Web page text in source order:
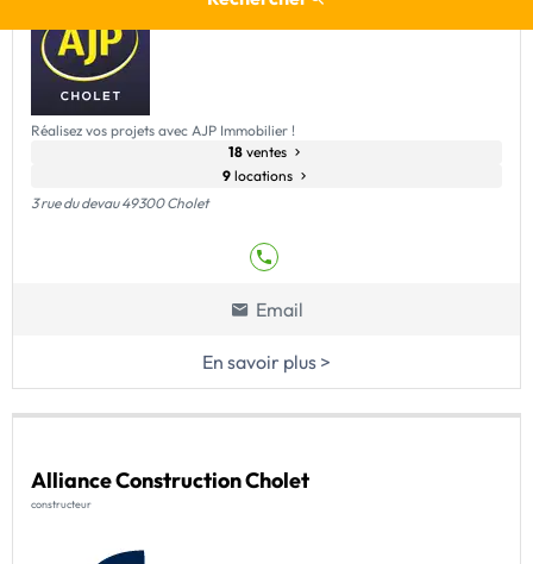
Réalisez vos projets avec AJP Immobilier !
18 ventes
9 locations
3 rue du devau 49300 Cholet
Email
En savoir plus >
Alliance Construction Cholet
constructeur